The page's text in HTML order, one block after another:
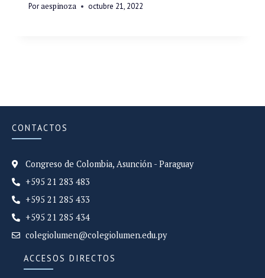
Poraespinoza octubre 21, 2022
CONTACTOS
Congreso de Colombia, Asunción - Paraguay
+595 21 283 483
+595 21 285 433
+595 21 285 434
colegiolumen@colegiolumen.edu.py
ACCESOS DIRECTOS